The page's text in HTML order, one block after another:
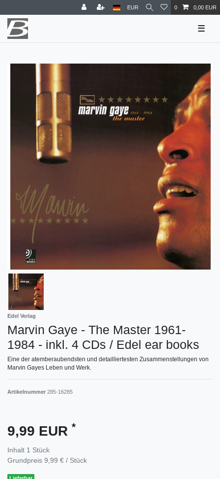
EUR 0 0,00 EUR
☰
Edel Verlag
Marvin Gaye - The Master 1961-
1984 - inkl. 4 CDs / Edel ear books
Eine der atemberaubendsten und detailliertesten Zusammenstellungen von
Marvin Gayes Leben und Werk.
Artikelnummer 285-16285
9,99 EUR *
Inhalt 1 Stück
Grundpreis 9,99 € / Stück
Lieferbar